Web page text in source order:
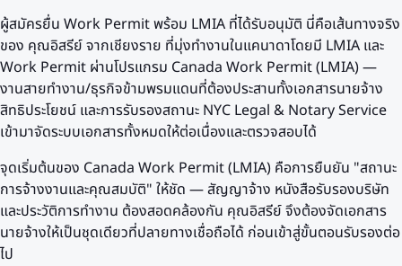
ผู้สมัครยื่น Work Permit พร้อม LMIA ที่ได้รับอนุมัติ นี่คือเส้นทางจริง
ของ คุณอิสรีย์ จากเชียงราย ที่มุ่งทำงานในแคนาดาโดยมี LMIA และ
Work Permit ผ่านโปรแกรม Canada Work Permit (LMIA) —
งานสายทำงาน/ธุรกิจข้ามพรมแดนที่ต้องประสานทั้งเอกสารนายจ้าง
สิทธิประโยชน์ และการรับรองสถานะ NYC Legal & Notary Service
เข้ามาจัดระบบเอกสารทั้งหมดให้ต่อเนื่องและตรวจสอบได้
จุดเริ่มต้นของ Canada Work Permit (LMIA) คือการยืนยัน "สถานะ
การจ้างงานและคุณสมบัติ" ให้ชัด — สัญญาจ้าง หนังสือรับรองบริษัท
และประวัติการทำงาน ต้องสอดคล้องกัน คุณอิสรีย์ จึงต้องจัดเอกสาร
นายจ้างให้เป็นชุดเดียวที่ปลายทางเชื่อถือได้ ก่อนเข้าสู่ขั้นตอนรับรองต่อ
ไป